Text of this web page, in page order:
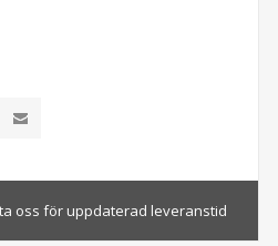
oss för uppdaterad leveranstid